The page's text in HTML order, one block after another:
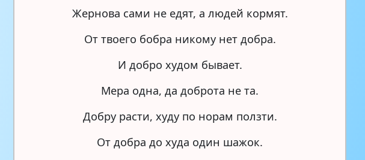
Жернова сами не едят, а людей кормят.
От твоего бобра никому нет добра.
И добро худом бывает.
Мера одна, да доброта не та.
Добру расти, худу по норам ползти.
От добра до худа один шажок.